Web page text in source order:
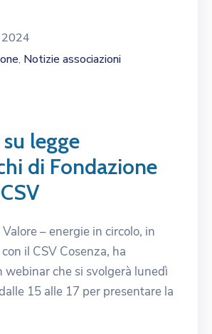
‚ Notizie associazioni
legge
di Fondazione
– energie in circolo, in
il CSV Cosenza, ha
webinar che si svolgerà lunedì
15 alle 17 per presentare la